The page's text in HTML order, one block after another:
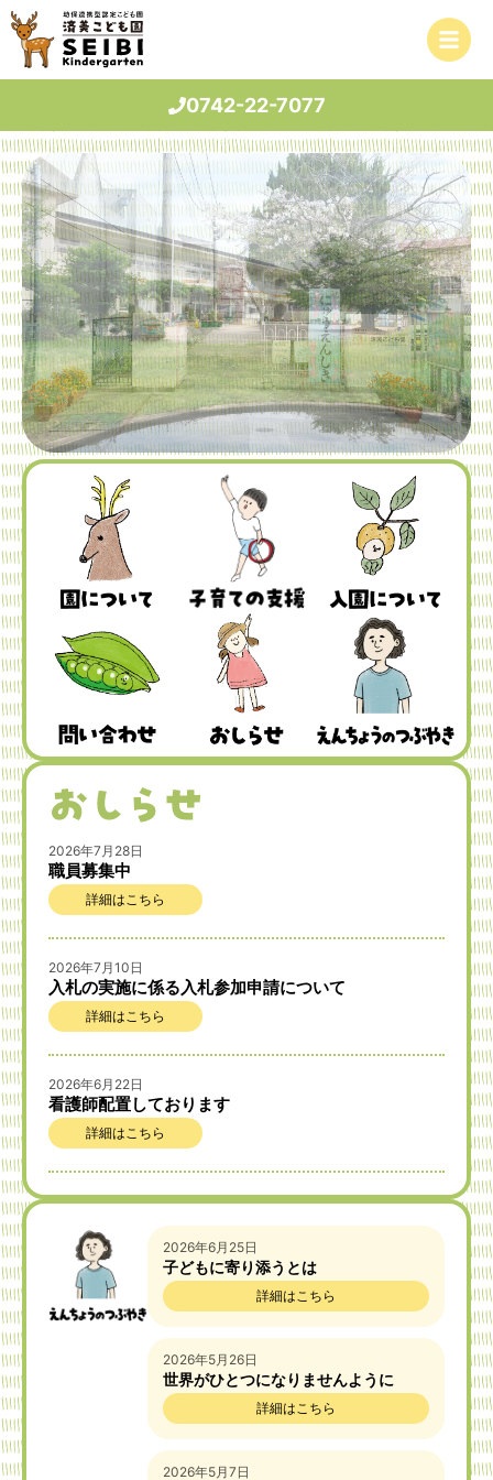
0742-22-7077
2026年7月28日
職員募集中
詳細はこちら
2026年7月10日
入札の実施に係る入札参加申請について
詳細はこちら
2026年6月22日
看護師配置しております
詳細はこちら
2026年6月25日
子どもに寄り添うとは
詳細はこちら
2026年5月26日
世界がひとつになりませんように
詳細はこちら
2026年5月7日